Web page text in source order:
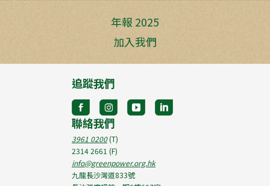
年報 2025
加入我們
追蹤我們
聯絡我們
3961 0200(T)
2314 2661 (F)
info@greenpower.org.hk
九龍長沙灣道833號